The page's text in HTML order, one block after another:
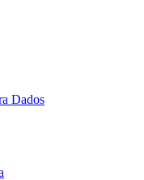
Dados